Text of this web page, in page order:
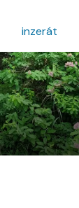
inzerát